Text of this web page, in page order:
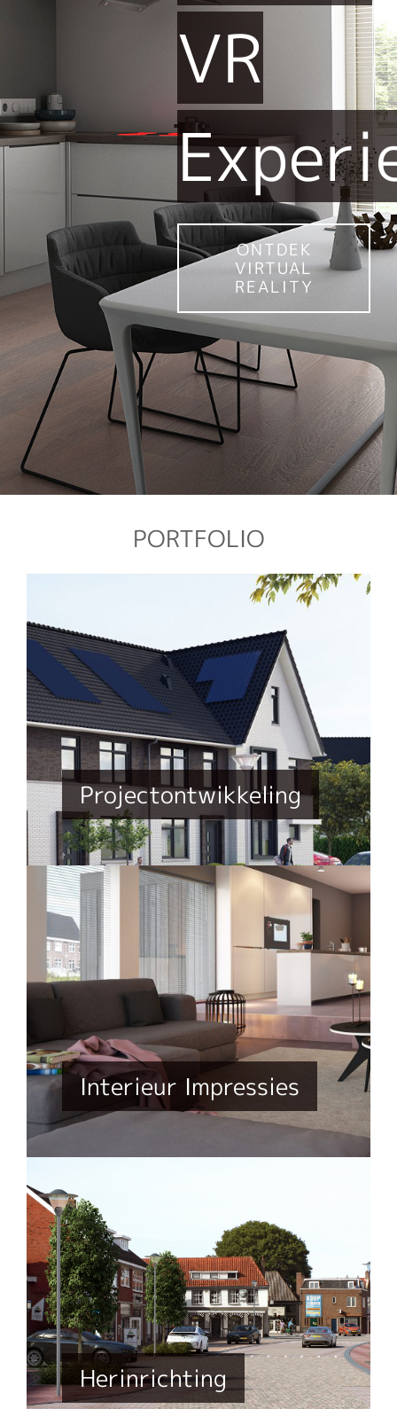
VR
ONTDEK
VIRTUAL
REALITY
PORTFOLIO
Projectontwikkeling
Interieur Impressies
Herinrichting